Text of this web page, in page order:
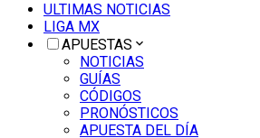
ULTIMAS NOTICIAS
LIGA MX
APUESTAS
NOTICIAS
GUÍAS
CÓDIGOS
PRONÓSTICOS
APUESTA DEL DÍA